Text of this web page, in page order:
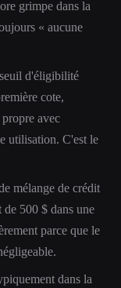
grimpe dans la
« aucune
d'éligibilité
cote,
avec
utilisation. C'est le
mélange de crédit
de 500 $ dans une
parce que le
dans la